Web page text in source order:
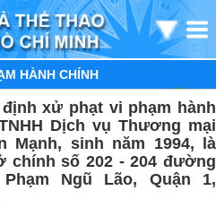
HÀNH CHÍNH
xử phạt vi phạm hành
Dịch vụ Thương mại
Mạnh, sinh năm 1994, là
chính số 202 - 204 đường
Ngũ Lão, Quận 1,